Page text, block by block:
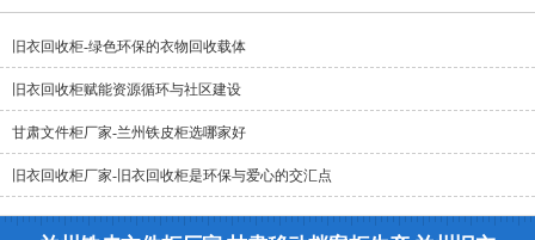
旧衣回收柜-绿色环保的衣物回收载体
旧衣回收柜赋能资源循环与社区建设
甘肃文件柜厂家-兰州铁皮柜选哪家好
旧衣回收柜厂家-旧衣回收柜是环保与爱心的交汇点